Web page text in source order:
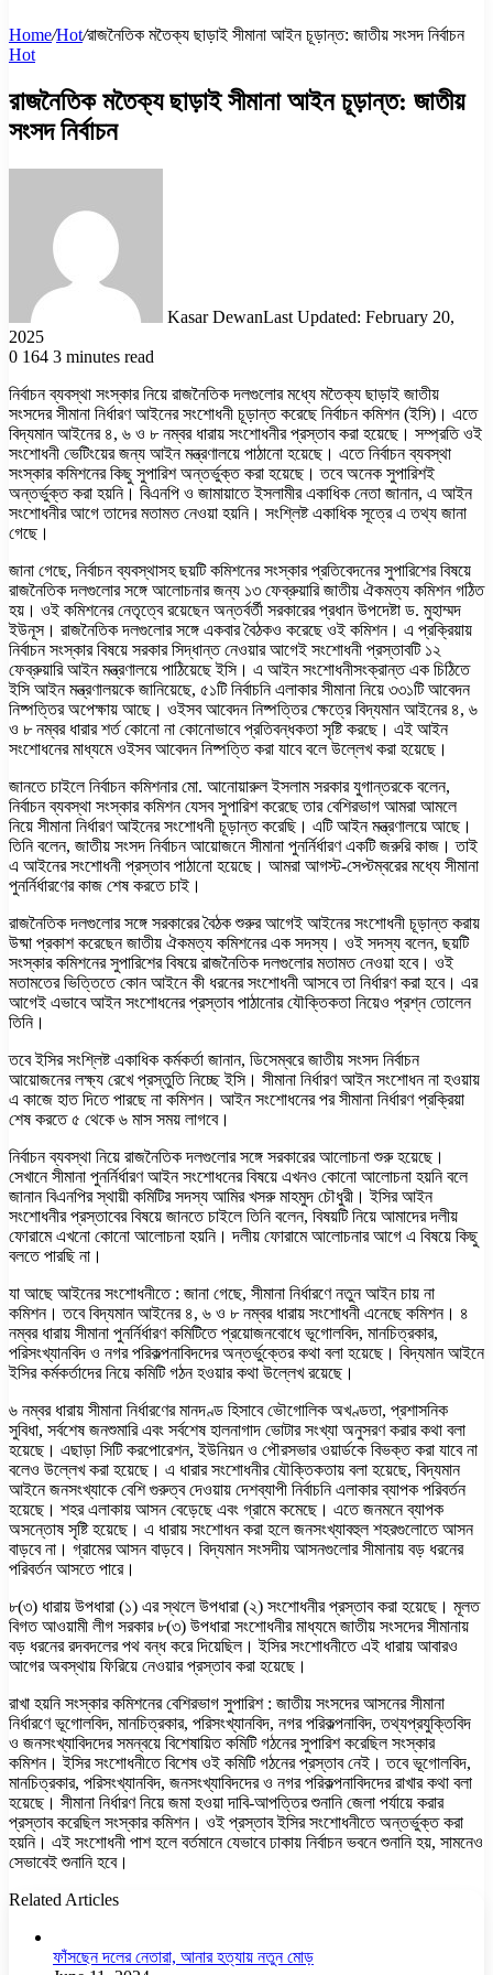
Home/Hot/রাজনৈতিক মতৈক্য ছাড়াই সীমানা আইন চূড়ান্ত: জাতীয় সংসদ নির্বাচন
Hot
রাজনৈতিক মতৈক্য ছাড়াই সীমানা আইন চূড়ান্ত: জাতীয়
সংসদ নির্বাচন
Kasar DewanLast Updated: February 20,
2025
0 164 3 minutes read
নির্বাচন ব্যবস্থা সংস্কার নিয়ে রাজনৈতিক দলগুলোর মধ্যে মতৈক্য ছাড়াই জাতীয়
সংসদের সীমানা নির্ধারণ আইনের সংশোধনী চূড়ান্ত করেছে নির্বাচন কমিশন (ইসি)। এতে
বিদ্যমান আইনের ৪, ৬ ও ৮ নম্বর ধারায় সংশোধনীর প্রস্তাব করা হয়েছে। সম্প্রতি ওই
সংশোধনী ভেটিংয়ের জন্য আইন মন্ত্রণালয়ে পাঠানো হয়েছে। এতে নির্বাচন ব্যবস্থা
সংস্কার কমিশনের কিছু সুপারিশ অন্তর্ভুক্ত করা হয়েছে। তবে অনেক সুপারিশই
অন্তর্ভুক্ত করা হয়নি। বিএনপি ও জামায়াতে ইসলামীর একাধিক নেতা জানান, এ আইন
সংশোধনীর আগে তাদের মতামত নেওয়া হয়নি। সংশ্লিষ্ট একাধিক সূত্রে এ তথ্য জানা
গেছে।
জানা গেছে, নির্বাচন ব্যবস্থাসহ ছয়টি কমিশনের সংস্কার প্রতিবেদনের সুপারিশের বিষয়ে
রাজনৈতিক দলগুলোর সঙ্গে আলোচনার জন্য ১৩ ফেব্রুয়ারি জাতীয় ঐকমত্য কমিশন গঠিত
হয়। ওই কমিশনের নেতৃত্বে রয়েছেন অন্তর্বর্তী সরকারের প্রধান উপদেষ্টা ড. মুহাম্মদ
ইউনূস। রাজনৈতিক দলগুলোর সঙ্গে একবার বৈঠকও করেছে ওই কমিশন। এ প্রক্রিয়ায়
নির্বাচন সংস্কার বিষয়ে সরকার সিদ্ধান্ত নেওয়ার আগেই সংশোধনী প্রস্তাবটি ১২
ফেব্রুয়ারি আইন মন্ত্রণালয়ে পাঠিয়েছে ইসি। এ আইন সংশোধনীসংক্রান্ত এক চিঠিতে
ইসি আইন মন্ত্রণালয়কে জানিয়েছে, ৫১টি নির্বাচনি এলাকার সীমানা নিয়ে ৩৩১টি আবেদন
নিষ্পত্তির অপেক্ষায় আছে। ওইসব আবেদন নিষ্পত্তির ক্ষেত্রে বিদ্যমান আইনের ৪, ৬
ও ৮ নম্বর ধারার শর্ত কোনো না কোনোভাবে প্রতিবন্ধকতা সৃষ্টি করছে। এই আইন
সংশোধনের মাধ্যমে ওইসব আবেদন নিষ্পত্তি করা যাবে বলে উল্লেখ করা হয়েছে।
জানতে চাইলে নির্বাচন কমিশনার মো. আনোয়ারুল ইসলাম সরকার যুগান্তরকে বলেন,
নির্বাচন ব্যবস্থা সংস্কার কমিশন যেসব সুপারিশ করেছে তার বেশিরভাগ আমরা আমলে
নিয়ে সীমানা নির্ধারণ আইনের সংশোধনী চূড়ান্ত করেছি। এটি আইন মন্ত্রণালয়ে আছে।
তিনি বলেন, জাতীয় সংসদ নির্বাচন আয়োজনে সীমানা পুনর্নির্ধারণ একটি জরুরি কাজ। তাই
এ আইনের সংশোধনী প্রস্তাব পাঠানো হয়েছে। আমরা আগস্ট-সেপ্টম্বরের মধ্যে সীমানা
পুনর্নির্ধারণের কাজ শেষ করতে চাই।
রাজনৈতিক দলগুলোর সঙ্গে সরকারের বৈঠক শুরুর আগেই আইনের সংশোধনী চূড়ান্ত করায়
উষ্মা প্রকাশ করেছেন জাতীয় ঐকমত্য কমিশনের এক সদস্য। ওই সদস্য বলেন, ছয়টি
সংস্কার কমিশনের সুপারিশের বিষয়ে রাজনৈতিক দলগুলোর মতামত নেওয়া হবে। ওই
মতামতের ভিত্তিতে কোন আইনে কী ধরনের সংশোধনী আসবে তা নির্ধারণ করা হবে। এর
আগেই এভাবে আইন সংশোধনের প্রস্তাব পাঠানোর যৌক্তিকতা নিয়েও প্রশ্ন তোলেন
তিনি।
তবে ইসির সংশ্লিষ্ট একাধিক কর্মকর্তা জানান, ডিসেম্বরে জাতীয় সংসদ নির্বাচন
আয়োজনের লক্ষ্য রেখে প্রস্তুতি নিচ্ছে ইসি। সীমানা নির্ধারণ আইন সংশোধন না হওয়ায়
এ কাজে হাত দিতে পারছে না কমিশন। আইন সংশোধনের পর সীমানা নির্ধারণ প্রক্রিয়া
শেষ করতে ৫ থেকে ৬ মাস সময় লাগবে।
নির্বাচন ব্যবস্থা নিয়ে রাজনৈতিক দলগুলোর সঙ্গে সরকারের আলোচনা শুরু হয়েছে।
সেখানে সীমানা পুনর্নির্ধারণ আইন সংশোধনের বিষয়ে এখনও কোনো আলোচনা হয়নি বলে
জানান বিএনপির স্থায়ী কমিটির সদস্য আমির খসরু মাহমুদ চৌধুরী। ইসির আইন
সংশোধনীর প্রস্তাবের বিষয়ে জানতে চাইলে তিনি বলেন, বিষয়টি নিয়ে আমাদের দলীয়
ফোরামে এখনো কোনো আলোচনা হয়নি। দলীয় ফোরামে আলোচনার আগে এ বিষয়ে কিছু
বলতে পারছি না।
যা আছে আইনের সংশোধনীতে : জানা গেছে, সীমানা নির্ধারণে নতুন আইন চায় না
কমিশন। তবে বিদ্যমান আইনের ৪, ৬ ও ৮ নম্বর ধারায় সংশোধনী এনেছে কমিশন। ৪
নম্বর ধারায় সীমানা পুনর্নির্ধারণ কমিটিতে প্রয়োজনবোধে ভূগোলবিদ, মানচিত্রকার,
পরিসংখ্যানবিদ ও নগর পরিকল্পনাবিদদের অন্তর্ভুক্তের কথা বলা হয়েছে। বিদ্যমান আইনে
ইসির কর্মকর্তাদের নিয়ে কমিটি গঠন হওয়ার কথা উল্লেখ রয়েছে।
৬ নম্বর ধারায় সীমানা নির্ধারণের মানদণ্ড হিসাবে ভৌগোলিক অখণ্ডতা, প্রশাসনিক
সুবিধা, সর্বশেষ জনশুমারি এবং সর্বশেষ হালনাগাদ ভোটার সংখ্যা অনুসরণ করার কথা বলা
হয়েছে। এছাড়া সিটি করপোরেশন, ইউনিয়ন ও পৌরসভার ওয়ার্ডকে বিভক্ত করা যাবে না
বলেও উল্লেখ করা হয়েছে। এ ধারার সংশোধনীর যৌক্তিকতায় বলা হয়েছে, বিদ্যমান
আইনে জনসংখ্যাকে বেশি গুরুত্ব দেওয়ায় দেশব্যাপী নির্বাচনি এলাকার ব্যাপক পরিবর্তন
হয়েছে। শহর এলাকায় আসন বেড়েছে এবং গ্রামে কমেছে। এতে জনমনে ব্যাপক
অসন্তোষ সৃষ্টি হয়েছে। এ ধারায় সংশোধন করা হলে জনসংখ্যাবহুল শহরগুলোতে আসন
বাড়বে না। গ্রামের আসন বাড়বে। বিদ্যমান সংসদীয় আসনগুলোর সীমানায় বড় ধরনের
পরিবর্তন আসতে পারে।
৮(৩) ধারায় উপধারা (১) এর স্থলে উপধারা (২) সংশোধনীর প্রস্তাব করা হয়েছে। মূলত
বিগত আওয়ামী লীগ সরকার ৮(৩) উপধারা সংশোধনীর মাধ্যমে জাতীয় সংসদের সীমানায়
বড় ধরনের রদবদলের পথ বন্ধ করে দিয়েছিল। ইসির সংশোধনীতে এই ধারায় আবারও
আগের অবস্থায় ফিরিয়ে নেওয়ার প্রস্তাব করা হয়েছে।
রাখা হয়নি সংস্কার কমিশনের বেশিরভাগ সুপারিশ : জাতীয় সংসদের আসনের সীমানা
নির্ধারণে ভূগোলবিদ, মানচিত্রকার, পরিসংখ্যানবিদ, নগর পরিকল্পনাবিদ, তথ্যপ্রযুক্তিবিদ
ও জনসংখ্যাবিদদের সমন্বয়ে বিশেষায়িত কমিটি গঠনের সুপারিশ করেছিল সংস্কার
কমিশন। ইসির সংশোধনীতে বিশেষ ওই কমিটি গঠনের প্রস্তাব নেই। তবে ভূগোলবিদ,
মানচিত্রকার, পরিসংখ্যানবিদ, জনসংখ্যাবিদদের ও নগর পরিকল্পনাবিদদের রাখার কথা বলা
হয়েছে। সীমানা নির্ধারণ নিয়ে জমা হওয়া দাবি-আপত্তির শুনানি জেলা পর্যায়ে করার
প্রস্তাব করেছিল সংস্কার কমিশন। ওই প্রস্তাব ইসির সংশোধনীতে অন্তর্ভুক্ত করা
হয়নি। এই সংশোধনী পাশ হলে বর্তমানে যেভাবে ঢাকায় নির্বাচন ভবনে শুনানি হয়, সামনেও
সেভাবেই শুনানি হবে।
Related Articles
ফাঁসছেন দলের নেতারা, আনার হত্যায় নতুন মোড়